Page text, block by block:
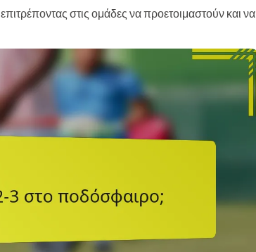
στις ομάδες να προετοιμαστούν και να